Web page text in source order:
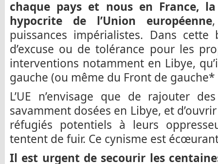
chaque pays et nous en France,
hypocrite de l’Union européenne
puissances impérialistes. Dans
d’excuse ou de tolérance pour les
interventions notamment en Libye,
gauche (ou même du Front de gauche*
L’UE n’envisage que de rajouter
savamment dosées en Libye, et
réfugiés potentiels à leurs
tentent de fuir. Ce cynisme est
Il est urgent de secourir les